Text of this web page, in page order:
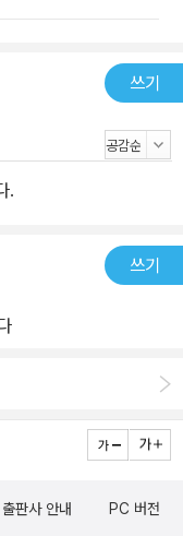
쓰기
.
쓰기
출판사 안내 PC 버전